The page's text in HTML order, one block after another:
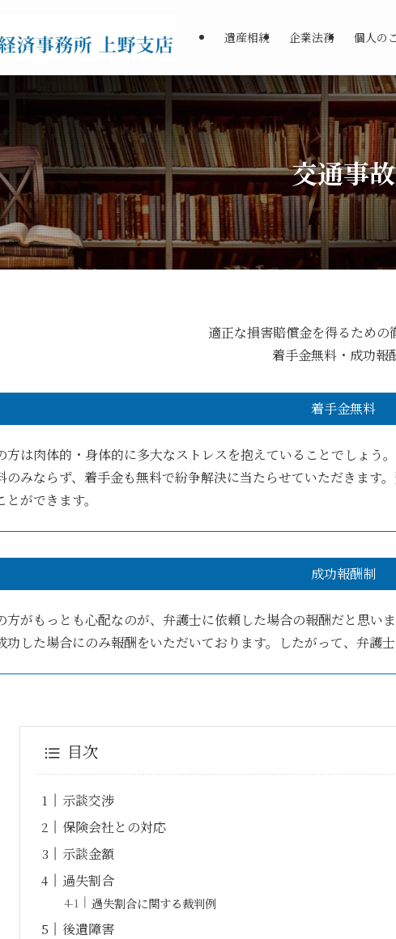
遺産相続 企業法務 個人の
交通事故
適正な損害賠償金を得るための
着手金無料・成功報
着手金無料
方は肉体的・身体的に多大なストレスを抱えていることでしょう
のみならず、着手金も無料で紛争解決に当たらせていただきます
ができます。
成功報酬制
方がもっとも心配なのが、弁護士に依頼した場合の報酬だと思い
功した場合にのみ報酬をいただいております。したがって、弁護
目次
示談交渉
保険会社との対応
示談金額
過失割合
過失割合に関する裁判例
後遺障害